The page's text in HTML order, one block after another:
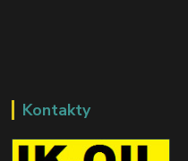
Kontakty